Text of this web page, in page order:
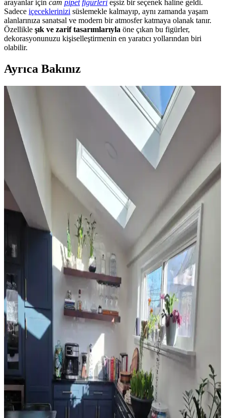
arayanlar için cam pipet figürleri eşsiz bir seçenek haline geldi.
Sadece içeceklerinizi süslemekle kalmayıp, aynı zamanda yaşam
alanlarınıza sanatsal ve modern bir atmosfer katmaya olanak tanır.
Özellikle şık ve zarif tasarımlarıyla öne çıkan bu figürler,
dekorasyonunuzu kişiselleştirmenin en yaratıcı yollarından biri
olabilir.
Ayrıca Bakınız
Ev Dekorasyonunda Halı Seçimi: Renk Dengesi ve
Uyum Prensipleriyle Mekan Tasarımı
Ev dekorasyonunda halı seçimi, renk dengesi ve desen uyumu ile
mekanın atmosferini belirler. 60/30/10 prensibi ve mobilyalarla
uyum, yaşam alanına sıcaklık ve kişilik katar.
Yatak Odası Perde Seçimi ve Asma Teknikleri:
Estetik ve Fonksiyonel Yaklaşımlar
Yatak odası perdelerinde doğru seçim ve asma teknikleri, mekanın
estetiğini ve enerji verimliliğini artırır. Pelmet kullanımı ve uygun
perde çubuğu destekleriyle konfor sağlanır.
Sherwin Williams Cream & Sugar Duvar Rengine
Uyumlu Perde Seçimi ve Ton Çakışması Önleme
Yöntemleri
Sherwin Williams Cream & Sugar duvar rengine sahip odalarda
perde seçimi, halı ve dekorasyonla uyumlu tonlarda yapılmalı. Pinch
pleat model perdeler estetik görünüm sağlar ve ton çakışmasını
önler.
Ev Satışında Valance Kullanımı ve Pencere
Dekorasyonunun Mekana Etkileri
Ev satışında valance kullanımı, pencere görünümünü yumuşatırken
mekana renk ve doku katar. Ancak yanlış kullanım mekanda görsel
karmaşa yaratabilir ve ışık alımını kısıtlayabilir.
Orta 2000'ler Sarı Tonları: Mekanlarda Doğru
Renk Seçimi ve Uyum Analizi